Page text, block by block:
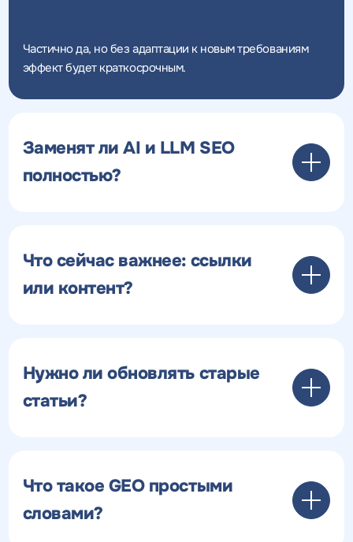
Частично да, но без адаптации к новым требованиям
эффект будет краткосрочным.
Заменят ли AI и LLM SEO
полностью?
Что сейчас важнее: ссылки
или контент?
Нужно ли обновлять старые
статьи?
Что такое GEO простыми
словами?